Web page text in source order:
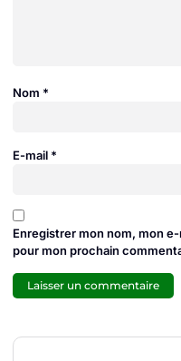
Nom *
E-mail *
Enregistrer mon nom, mon
pour mon prochain